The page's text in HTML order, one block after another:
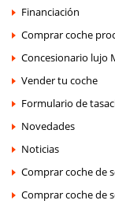
Financiación
Comprar coche
Concesionario lujo
Vender tu coche
Formulario de
Novedades
Noticias
Comprar coche de
Comprar coche de